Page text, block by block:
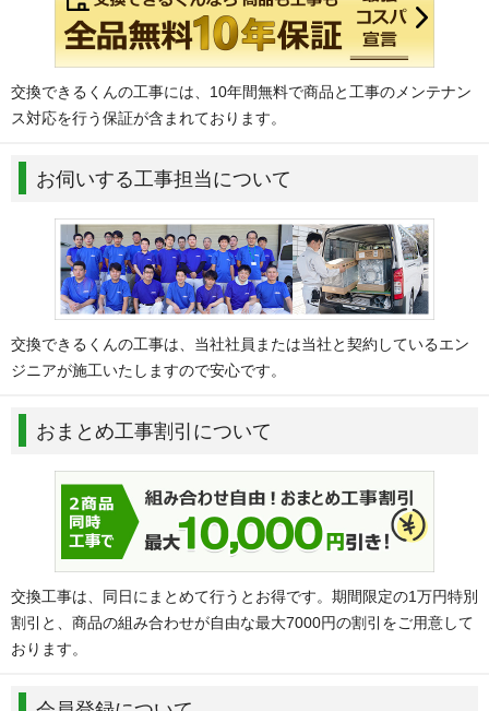
交換できるくんの工事には、10年間無料で商品と工事のメンテナン
ス対応を行う保証が含まれております。
お伺いする工事担当について
交換できるくんの工事は、当社社員または当社と契約しているエン
ジニアが施工いたしますので安心です。
おまとめ工事割引について
交換工事は、同日にまとめて行うとお得です。期間限定の1万円特別
割引と、商品の組み合わせが自由な最大7000円の割引をご用意して
おります。